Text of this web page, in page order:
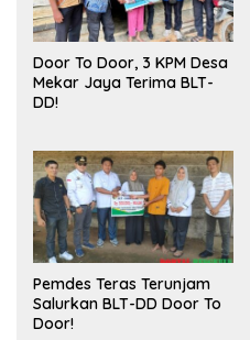
Door To Door, 3 KPM Desa
Mekar Jaya Terima BLT-
DD!
Pemdes Teras Terunjam
Salurkan BLT-DD Door To
Door!